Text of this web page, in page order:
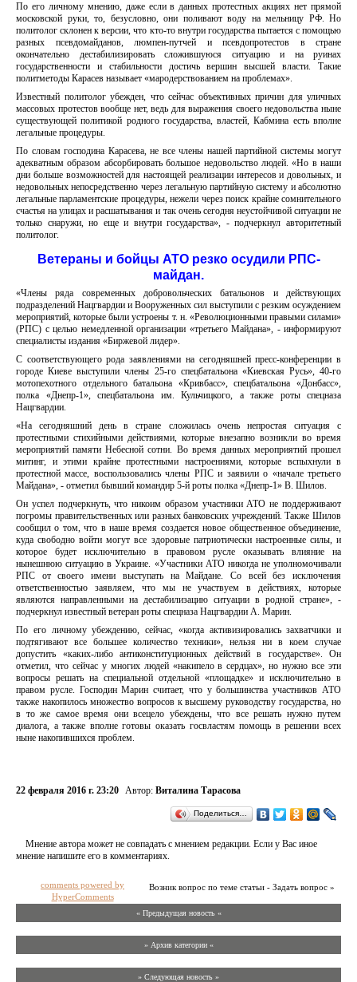
По его личному мнению, даже если в данных протестных акциях нет прямой
московской руки, то, безусловно, они поливают воду на мельницу РФ. Но
политолог склонен к версии, что кто-то внутри государства пытается с помощью
разных псевдомайданов, люмпен-путчей и псевдопротестов в стране
окончательно дестабилизировать сложившуюся ситуацию и на руинах
государственности и стабильности достичь вершин высшей власти. Такие
политметоды Карасев называет «мародерствованием на проблемах».
Известный политолог убежден, что сейчас объективных причин для уличных
массовых протестов вообще нет, ведь для выражения своего недовольства ныне
существующей политикой родного государства, властей, Кабмина есть вполне
легальные процедуры.
По словам господина Карасева, не все члены нашей партийной системы могут
адекватным образом абсорбировать большое недовольство людей. «Но в наши
дни больше возможностей для настоящей реализации интересов и довольных, и
недовольных непосредственно через легальную партийную систему и абсолютно
легальные парламентские процедуры, нежели через поиск крайне сомнительного
счастья на улицах и расшатывания и так очень сегодня неустойчивой ситуации не
только снаружи, но еще и внутри государства», - подчеркнул авторитетный
политолог.
Ветераны и бойцы АТО резко осудили РПС-
майдан.
«Члены ряда современных добровольческих батальонов и действующих
подразделений Нацгвардии и Вооруженных сил выступили с резким осуждением
мероприятий, которые были устроены т. н. «Революционными правыми силами»
(РПС) с целью немедленной организации «третьего Майдана», - информируют
специалисты издания «Биржевой лидер».
С соответствующего рода заявлениями на сегодняшней пресс-конференции в
городе Киеве выступили члены 25-го спецбатальона «Киевская Русь», 40-го
мотопехотного отдельного батальона «Кривбасс», спецбатальона «Донбасс»,
полка «Днепр-1», спецбатальона им. Кульчицкого, а также роты спецназа
Нацгвардии.
«На сегодняшний день в стране сложилась очень непростая ситуация с
протестными стихийными действиями, которые внезапно возникли во время
мероприятий памяти Небесной сотни. Во время данных мероприятий прошел
митинг, и этими крайне протестными настроениями, которые вспыхнули в
протестной массе, воспользовались члены РПС и заявили о «начале третьего
Майдана», - отметил бывший командир 5-й роты полка «Днепр-1» В. Шилов.
Он успел подчеркнуть, что никоим образом участники АТО не поддерживают
погромы правительственных или разных банковских учреждений. Также Шилов
сообщил о том, что в наше время создается новое общественное объединение,
куда свободно войти могут все здоровые патриотически настроенные силы, и
которое будет исключительно в правовом русле оказывать влияние на
нынешнюю ситуацию в Украине. «Участники АТО никогда не уполномочивали
РПС от своего имени выступать на Майдане. Со всей без исключения
ответственностью заявляем, что мы не участвуем в действиях, которые
являются направленными на дестабилизацию ситуации в родной стране», -
подчеркнул известный ветеран роты спецназа Нацгвардии А. Марин.
По его личному убеждению, сейчас, «когда активизировались захватчики и
подтягивают все большее количество техники», нельзя ни в коем случае
допустить «каких-либо антиконституционных действий в государстве». Он
отметил, что сейчас у многих людей «накипело в сердцах», но нужно все эти
вопросы решать на специальной отдельной «площадке» и исключительно в
правом русле. Господин Марин считает, что у большинства участников АТО
также накопилось множество вопросов к высшему руководству государства, но
в то же самое время они всецело убеждены, что все решать нужно путем
диалога, а также вполне готовы оказать госвластям помощь в решении всех
ныне накопившихся проблем.
22 февраля 2016 г. 23:20 Автор: Виталина Тарасова
Поделиться…
Мнение автора может не совпадать с мнением редакции. Если у Вас иное
мнение напишите его в комментариях.
Возник вопрос по теме статьи - Задать вопрос »
comments powered by
HyperComments
« Предыдущая новость «
» Архив категории «
» Следующая новость »